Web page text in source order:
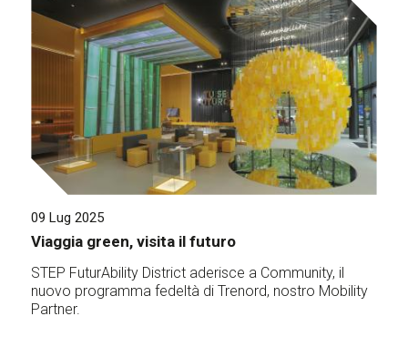
09 Lug 2025
Viaggia green, visita il futuro
STEP FuturAbility District aderisce a Community, il
nuovo programma fedeltà di Trenord, nostro Mobility
Partner.